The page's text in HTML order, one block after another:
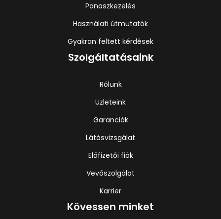
Panaszkezelés
Használati útmutatók
Gyakran feltett kérdések
Szolgáltatásaink
Rólunk
Üzleteink
Garanciák
Látásvizsgálat
Előfizetői fiók
Vevőszolgálat
Karrier
Kövessen minket